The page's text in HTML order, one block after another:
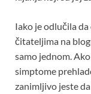
Iako je odlučila
čitateljima na
samo jednom.
simptome
zanimljivo jeste